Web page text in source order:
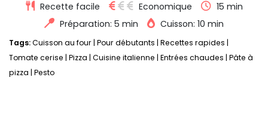
Recette facile Economique
15 min
Préparation: 5 min
Cuisson: 10 min
Tags:Cuisson au four Pour débutants Recettes rapides
Tomate cerise Pizza Cuisine italienne Entrées chaudes Pâte à
pizza Pesto